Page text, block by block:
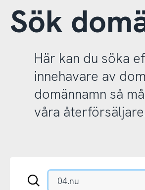
Sök
Här kan du söka
innehavare av
domännamn så
våra
Sök